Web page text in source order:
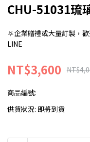
CHU-51031琉
⛧企業贈禮或大量訂製，
LINE
NT$3,600
商品編號:
供貨狀況: 即將到貨